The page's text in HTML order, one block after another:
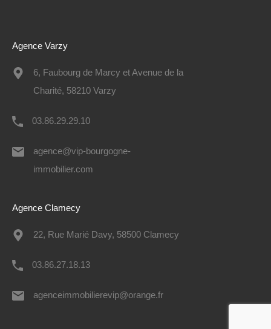
Agence Varzy
6, Faubourg de Marcy et Avenue de la
Charité, 58210 Varzy
03.86.29.29.10
agence@vip-bourgogne-
immobilier.com
Agence Clamecy
22, Rue Marié Davy, 58500 Clamecy
03.86.27.18.13
agenceimmobilierevip@orange.fr